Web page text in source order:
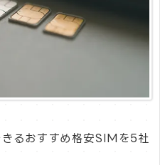
るおすすめ格安SIMを5社